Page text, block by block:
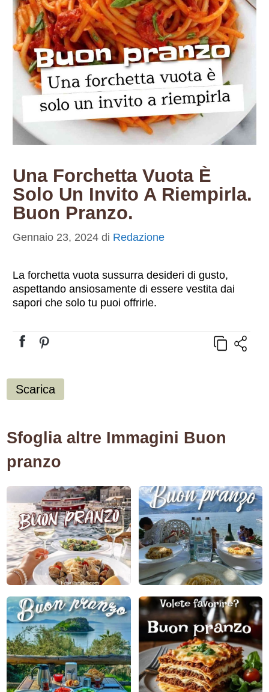
Una Forchetta Vuota È
Solo Un Invito A Riempirla.
Buon Pranzo.
Gennaio 23, 2024 di Redazione
La forchetta vuota sussurra desideri di gusto,
aspettando ansiosamente di essere vestita dai
sapori che solo tu puoi offrirle.
Scarica
Sfoglia altre Immagini Buon
pranzo